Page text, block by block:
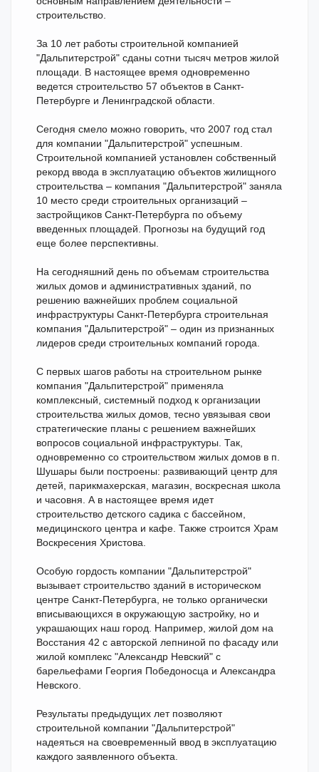
строительство.
За 10 лет работы строительной компанией
"Дальпитерстрой" сданы сотни тысяч метров жилой
площади. В настоящее время одновременно
ведется строительство 57 объектов в Санкт-
Петербурге и Ленинградской области.
Сегодня смело можно говорить, что 2007 год стал
для компании "Дальпитерстрой" успешным.
Строительной компанией установлен собственный
рекорд ввода в эксплуатацию объектов жилищного
строительства – компания "Дальпитерстрой" заняла
10 место среди строительных организаций –
застройщиков Санкт-Петербурга по объему
введенных площадей. Прогнозы на будущий год
еще более перспективны.
На сегодняшний день по объемам строительства
жилых домов и административных зданий, по
решению важнейших проблем социальной
инфраструктуры Санкт-Петербурга строительная
компания "Дальпитерстрой" – один из признанных
лидеров среди строительных компаний города.
С первых шагов работы на строительном рынке
компания "Дальпитерстрой" применяла
комплексный, системный подход к организации
строительства жилых домов, тесно увязывая свои
стратегические планы с решением важнейших
вопросов социальной инфраструктуры. Так,
одновременно со строительством жилых домов в п.
Шушары были построены: развивающий центр для
детей, парикмахерская, магазин, воскресная школа
и часовня. А в настоящее время идет
строительство детского садика с бассейном,
медицинского центра и кафе. Также строится Храм
Воскресения Христова.
Особую гордость компании "Дальпитерстрой"
вызывает строительство зданий в историческом
центре Санкт-Петербурга, не только органически
вписывающихся в окружающую застройку, но и
украшающих наш город. Например, жилой дом на
Восстания 42 с авторской лепниной по фасаду или
жилой комплекс "Александр Невский" с
барельефами Георгия Победоносца и Александра
Невского.
Результаты предыдущих лет позволяют
строительной компании "Дальпитерстрой"
надеяться на своевременный ввод в эксплуатацию
каждого заявленного объекта.